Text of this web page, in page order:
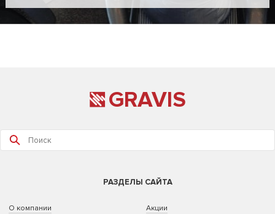
GRAVIS
РАЗДЕЛЫ САЙТА
О компании
Акции